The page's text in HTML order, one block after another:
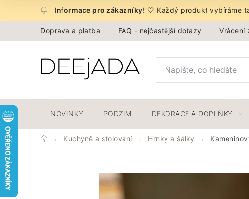
🤍 Každý produkt vybíráme
Doprava a platba FAQ - nejčastější dotazy Vrácení
NOVINKY PODZIM DEKORACE A DOPLŇKY
DomůKuchyně a stolování Hrnky a šálky